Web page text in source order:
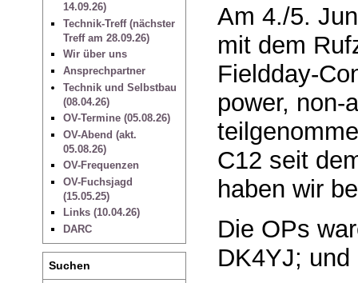
14.09.26)
Technik-Treff (nächster
Treff am 28.09.26)
Wir über uns
Ansprechpartner
Technik und Selbstbau
(08.04.26)
OV-Termine (05.08.26)
OV-Abend (akt.
05.08.26)
OV-Frequenzen
OV-Fuchsjagd
(15.05.25)
Links (10.04.26)
DARC
Suchen
Am 4./5.
mit dem
Fieldday-
power, non-
C12 seit
haben wir
Die OPs
DK4YJ;